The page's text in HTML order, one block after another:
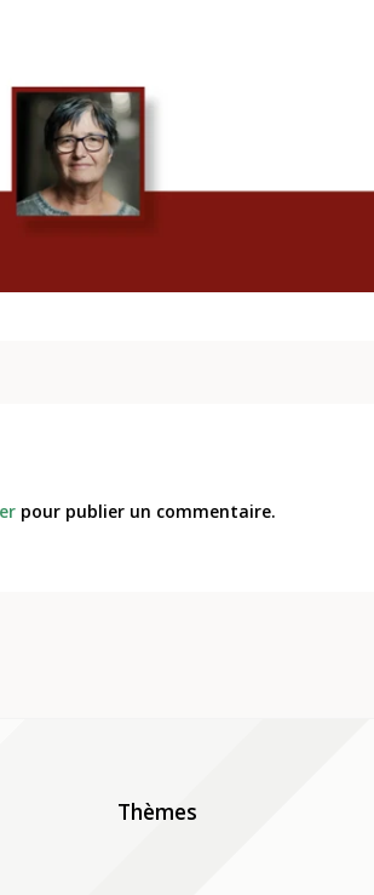
pour publier un commentaire.
Thèmes